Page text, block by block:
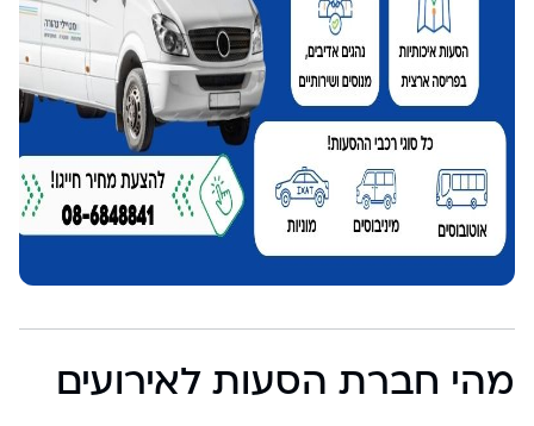
מהי חברת הסעות לאירועים